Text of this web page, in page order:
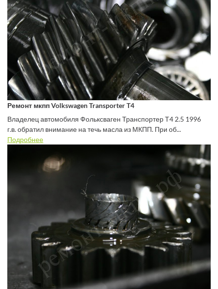
Ремонт мкпп Volkswagen Transporter T4
Владелец автомобиля Фольксваген Транспортер Т4 2.5 1996
г.в. обратил внимание на течь масла из МКПП. При об...
Подробнее